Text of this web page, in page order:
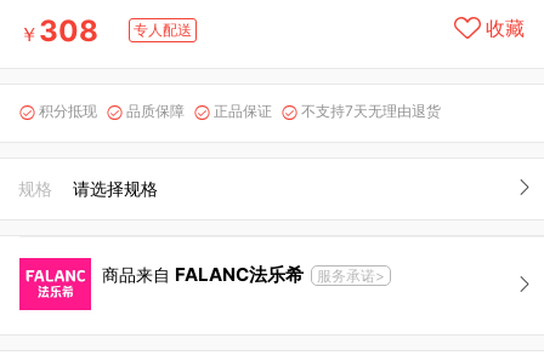
￥ 308 专人配送 收藏
 积分抵现  品质保障  正品保证  不支持7天无理由退货
规格 请选择规格
商品来自 FALANC法乐希 服务承诺>